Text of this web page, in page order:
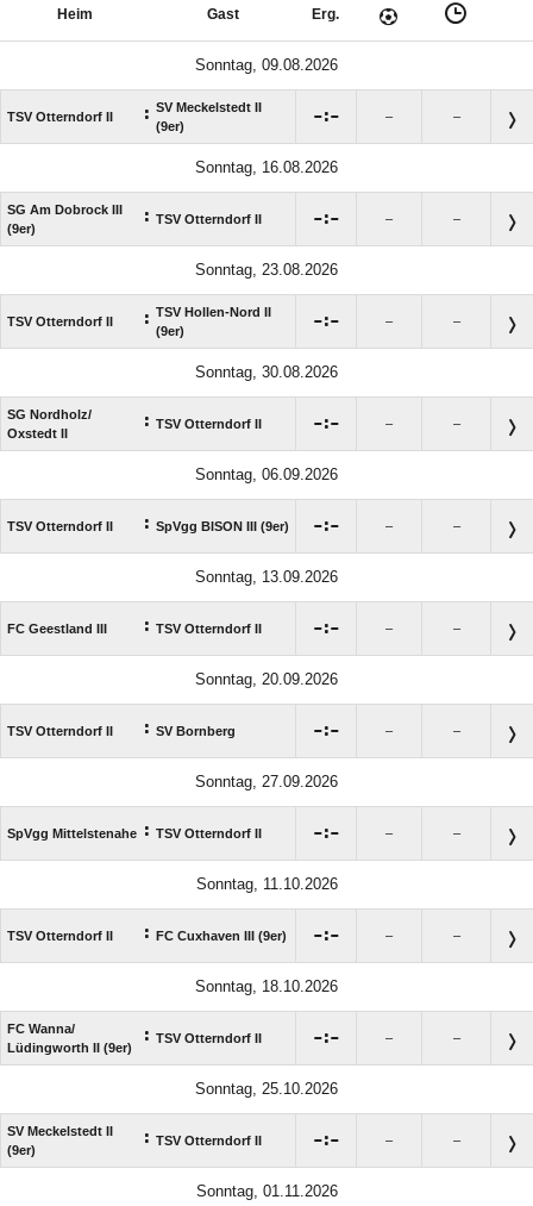
Heim Gast Erg.
Sonntag, 09.08.2026
TSV Otterndorf II : SV Meckelstedt II
(9er)
: – –
Sonntag, 16.08.2026
SG Am Dobrock III
(9er)
: TSV Otterndorf II : – –
Sonntag, 23.08.2026
TSV Otterndorf II : TSV Hollen-Nord II
(9er)
: – –
Sonntag, 30.08.2026
SG Nordholz/​
Oxstedt II
: TSV Otterndorf II : – –
Sonntag, 06.09.2026
TSV Otterndorf II : SpVgg BISON III (9er) : – –
Sonntag, 13.09.2026
FC Geestland III : TSV Otterndorf II : – –
Sonntag, 20.09.2026
TSV Otterndorf II : SV Bornberg : – –
Sonntag, 27.09.2026
SpVgg Mittelstenahe : TSV Otterndorf II : – –
Sonntag, 11.10.2026
TSV Otterndorf II : FC Cuxhaven III (9er) : – –
Sonntag, 18.10.2026
FC Wanna/​
Lüdingworth II (9er)
: TSV Otterndorf II : – –
Sonntag, 25.10.2026
SV Meckelstedt II
(9er)
: TSV Otterndorf II : – –
Sonntag, 01.11.2026